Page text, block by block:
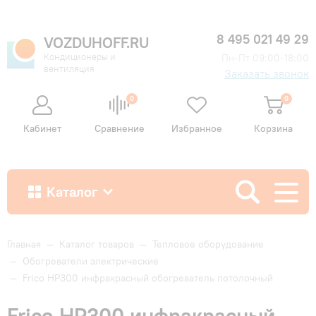
VOZDUHOFF.RU
Кондиционеры и
вентиляция
8 495 021 49 29
Заказать звонок
Кабинет
0
Сравнение Избранное
0
Корзина
Каталог
Как купить
Доставка и оплата
Главная — Каталог товаров — Тепловое оборудование
— Обогреватели электрические
— Frico HP300 инфракрасный обогреватель потолочный